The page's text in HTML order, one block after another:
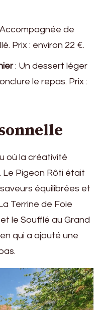
de
Prix : environ 22 €.
: Un dessert léger
le repas. Prix :
où la créativité
Le Pigeon Rôti était
équilibrées et
Terrine de Foie
le Soufflé au Grand
qui a ajouté une